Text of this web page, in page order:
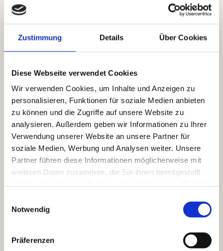
Zustimmung Details Über Cookies
Diese Webseite verwendet Cookies
Wir verwenden Cookies, um Inhalte und Anzeigen zu
personalisieren, Funktionen für soziale Medien anbieten
zu können und die Zugriffe auf unsere Website zu
analysieren. Außerdem geben wir Informationen zu Ihrer
Verwendung unserer Website an unsere Partner für
soziale Medien, Werbung und Analysen weiter. Unsere
Partner führen diese Informationen möglicherweise mit
weiteren Daten zusammen, die Sie ihnen bereitgestellt
Notwendig
Präferenzen
GIBT ES EINEN SEPARATEN RUHE- UND
SCHLAFBEREICH FÜR BABYS?
GIBT ES EINE BABYKÜCHE?
GIBT ES EIN BABYBECKEN IM
WELLNESSBEREICH?
KÖNNEN ELTERN WELLNESS
GENIESSEN, WÄHREND IHR BABY B
ETREUT WIRD?
RESERVIERT WERDEN?
WANN HAT DIE BABYBETREUUNG IM